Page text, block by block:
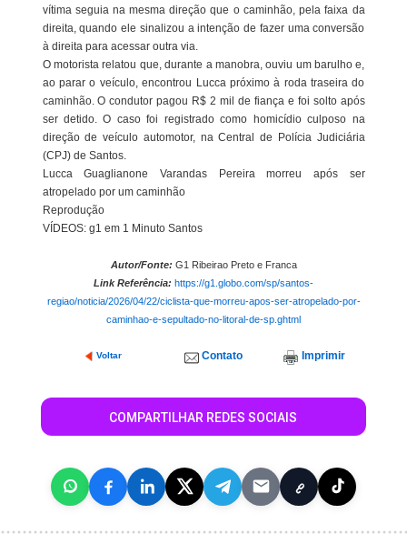
vítima seguia na mesma direção que o caminhão, pela faixa da
direita, quando ele sinalizou a intenção de fazer uma conversão
à direita para acessar outra via.
O motorista relatou que, durante a manobra, ouviu um barulho e,
ao parar o veículo, encontrou Lucca próximo à roda traseira do
caminhão. O condutor pagou R$ 2 mil de fiança e foi solto após
ser detido. O caso foi registrado como homicídio culposo na
direção de veículo automotor, na Central de Polícia Judiciária
(CPJ) de Santos.
Lucca Guaglianone Varandas Pereira morreu após ser
atropelado por um caminhão
Reprodução
VÍDEOS: g1 em 1 Minuto Santos
Autor/Fonte: G1 Ribeirao Preto e Franca
Link Referência: https://g1.globo.com/sp/santos-
regiao/noticia/2026/04/22/ciclista-que-morreu-apos-ser-atropelado-por-
caminhao-e-sepultado-no-litoral-de-sp.ghtml
Voltar Contato Imprimir
COMPARTILHAR REDES SOCIAIS